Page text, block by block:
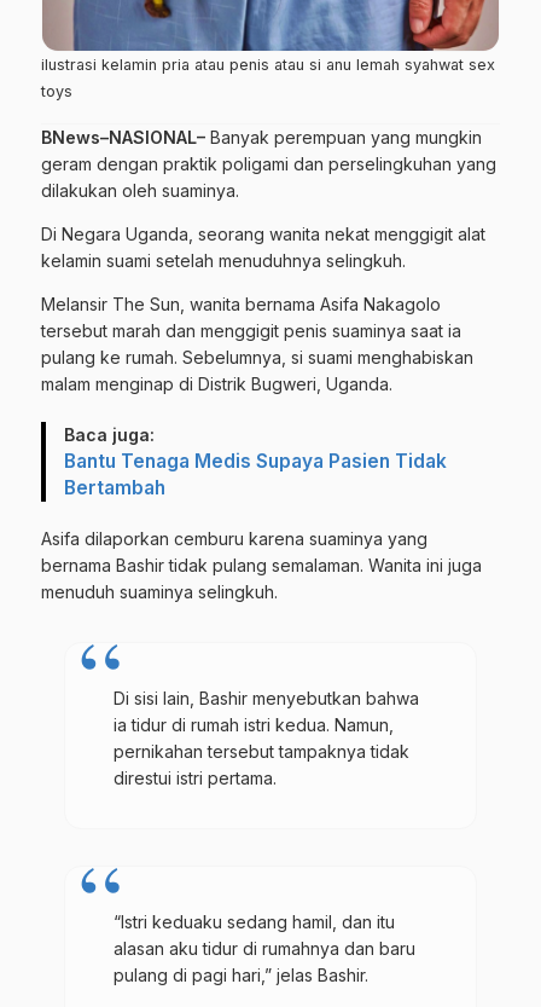
ilustrasi kelamin pria atau penis atau si anu lemah syahwat sex
toys
BNews–NASIONAL– Banyak perempuan yang mungkin
geram dengan praktik poligami dan perselingkuhan yang
dilakukan oleh suaminya.
Di Negara Uganda, seorang wanita nekat menggigit alat
kelamin suami setelah menuduhnya selingkuh.
Melansir The Sun, wanita bernama Asifa Nakagolo
tersebut marah dan menggigit penis suaminya saat ia
pulang ke rumah. Sebelumnya, si suami menghabiskan
malam menginap di Distrik Bugweri, Uganda.
Baca juga:
Bantu Tenaga Medis Supaya Pasien Tidak
Bertambah
Asifa dilaporkan cemburu karena suaminya yang
bernama Bashir tidak pulang semalaman. Wanita ini juga
menuduh suaminya selingkuh.
Di sisi lain, Bashir menyebutkan bahwa
ia tidur di rumah istri kedua. Namun,
pernikahan tersebut tampaknya tidak
direstui istri pertama.
“Istri keduaku sedang hamil, dan itu
alasan aku tidur di rumahnya dan baru
pulang di pagi hari,” jelas Bashir.